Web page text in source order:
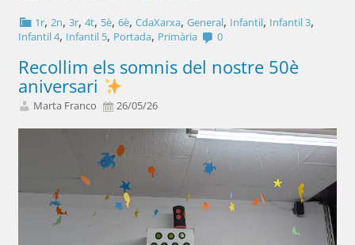
1r,2n,3r,4t, 5è,6è,CdaXarxa,General, Infantil, Infantil 3,
Infantil 4, Infantil 5, Portada, Primària 0
Recollim els somnis del nostre 50è
aniversari
Marta Franco 26/05/26